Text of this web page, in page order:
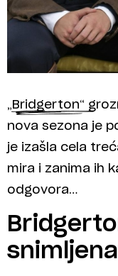
„Bridgerton“
nova sezona je
je izašla cela
mira i zanima ih
odgovora…